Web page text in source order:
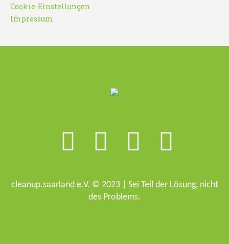
Cookie-Einstellungen
Impressum
cleanup.saarland e.V. © 2023 | Sei Teil der Lösung, nicht
des Problems.